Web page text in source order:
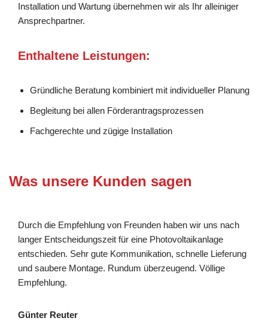
Installation und Wartung übernehmen wir als Ihr alleiniger
Ansprechpartner.
Enthaltene Leistungen:
Gründliche Beratung kombiniert mit individueller Planung
Begleitung bei allen Förderantragsprozessen
Fachgerechte und zügige Installation
Was unsere Kunden sagen
Durch die Empfehlung von Freunden haben wir uns nach
langer Entscheidungszeit für eine Photovoltaikanlage
entschieden. Sehr gute Kommunikation, schnelle Lieferung
und saubere Montage. Rundum überzeugend. Völlige
Empfehlung.
Günter Reuter